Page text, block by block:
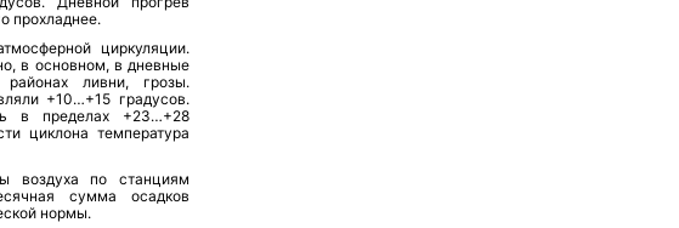
прохладнее.
циркуляции.
в основном, в дневные
ливни, грозы.
+10…+15 градусов.
в пределах +23…+28
циклона температура
воздуха по станциям
сумма осадков
нормы.